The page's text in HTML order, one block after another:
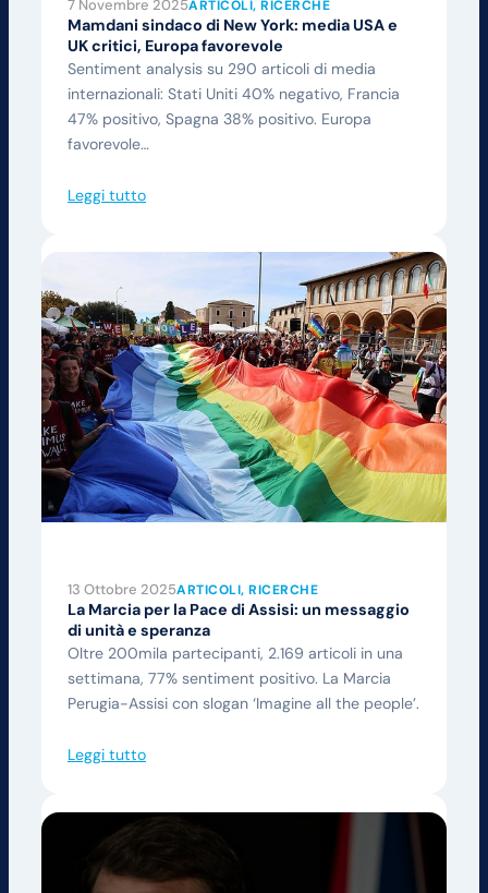
7 Novembre 2025ARTICOLI, RICERCHE
Mamdani sindaco di New York: media USA e
UK critici, Europa favorevole
Sentiment analysis su 290 articoli di media
internazionali: Stati Uniti 40% negativo, Francia
47% positivo, Spagna 38% positivo. Europa
favorevole…
Leggi tutto
13 Ottobre 2025ARTICOLI, RICERCHE
La Marcia per la Pace di Assisi: un messaggio
di unità e speranza
Oltre 200mila partecipanti, 2.169 articoli in una
settimana, 77% sentiment positivo. La Marcia
Perugia-Assisi con slogan ‘Imagine all the people’.
Leggi tutto